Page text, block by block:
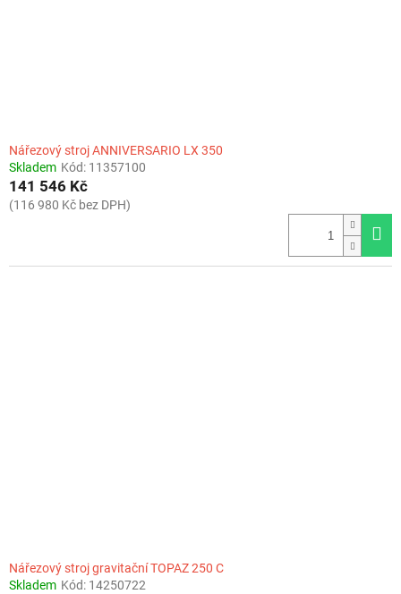
Nářezový stroj ANNIVERSARIO LX 350
Skladem Kód: 11357100
141 546 Kč
(116 980 Kč bez DPH)
Nářezový stroj gravitační TOPAZ 250 C
Skladem Kód: 14250722